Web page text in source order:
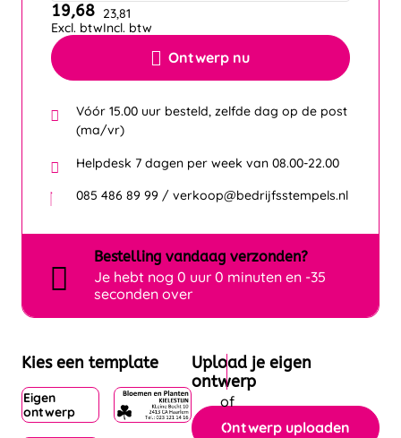
Ontwerp nu
19,68
Excl. btw
23,81
Incl. btw
Vóór 15.00 uur besteld, zelfde dag op de post
(ma/vr)
Helpdesk 7 dagen per week van 08.00-22.00
085 486 89 99 / verkoop@bedrijfsstempels.nl
Bestelling vandaag verzonden?
Je hebt nog 0 uur 0 minuten en -35
seconden over
Kies een template
Eigen
ontwerp
Upload je eigen
ontwerp
Ontwerp uploaden